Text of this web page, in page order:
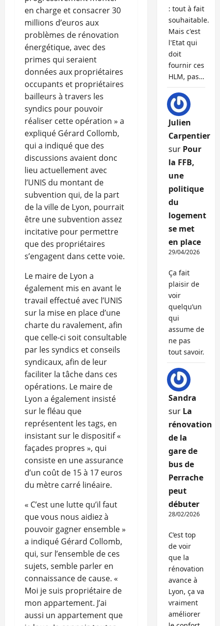
en charge et consacrer 30
millions d’euros aux
problèmes de rénovation
énergétique, avec des
primes qui seraient
données aux propriétaires
occupants et propriétaires
bailleurs à travers les
syndics pour pouvoir
réaliser cette opération » a
expliqué Gérard Collomb,
qui a indiqué que des
discussions avaient donc
lieu actuellement avec
l’UNIS du montant de
subvention qui, de la part
de la ville de Lyon, pourrait
être une subvention assez
incitative pour permettre
que des propriétaires
s’engagent dans cette voie.
Le maire de Lyon a
également mis en avant le
travail effectué avec l’UNIS
sur la mise en place d’une
charte du ravalement, afin
que celle-ci soit consultable
par les syndics et conseils
syndicaux, afin de leur
faciliter la tâche dans ces
opérations. Le maire de
Lyon a également insisté
sur le fléau que
représentent les tags, en
insistant sur le dispositif «
façades propres », qui
consiste en une assurance
d’un coût de 15 à 17 euros
du mètre carré linéaire.
« C’est une lutte qu’il faut
que vous nous aidiez à
pouvoir gagner ensemble »
a indiqué Gérard Collomb,
qui, sur l’ensemble de ces
sujets, semble parler en
connaissance de cause. «
Moi je suis propriétaire de
mon appartement. J’ai
aussi un appartement que
: tout à fait
souhaitable.
Mais c'est
l'Etat qui
doit
fournir ces
HLM, pas…
Julien
Carpentier
sur Pour
la FFB,
une
politique
du
logement
se met
en place
29/04/2026
Ça fait
plaisir de
voir
quelqu’un
qui
assume de
ne pas
tout savoir.
Sandra
sur La
rénovation
de la
gare de
bus de
Perrache
peut
débuter
28/02/2026
C’est top
de voir
que la
rénovation
avance à
Lyon, ça va
vraiment
améliorer